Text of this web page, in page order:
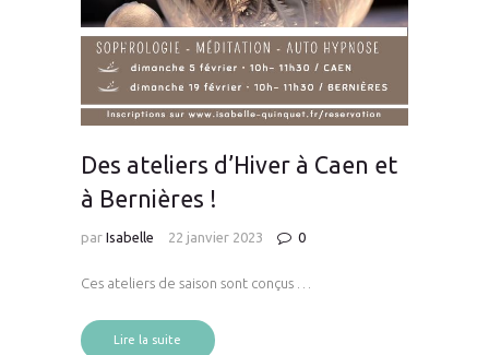
Des ateliers d’Hiver à Caen et
à Bernières !
par Isabelle 22 janvier 2023 0
Ces ateliers de saison sont conçus …
Lire la suite